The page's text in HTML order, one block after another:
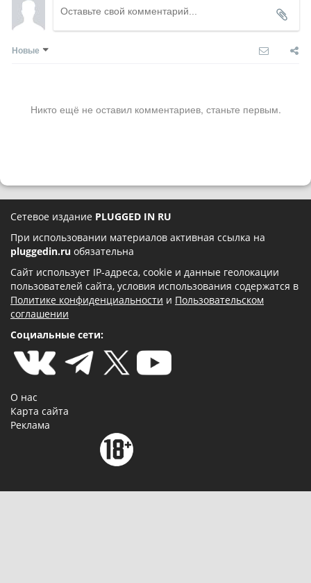
Новые
Никто ещё не оставил комментариев, станьте первым.
Сетевое издание PLUGGED IN RU
При использовании материалов активная ссылка на
pluggedin.ru обязательна
Сайт использует IP-адреса, cookie и данные геолокации
пользователей сайта, условия использования содержатся в
Политике конфиденциальности и Пользовательском
соглашении
Социальные сети:
О нас
Карта сайта
Реклама